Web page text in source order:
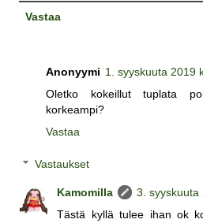
Vastaa
Anonyymi 1. syyskuuta 2019
Oletko kokeillut tuplata
korkeampi?
Vastaa
Vastaukset
Kamomilla
3. syyskuuta
Tästä kyllä tulee ihan ok